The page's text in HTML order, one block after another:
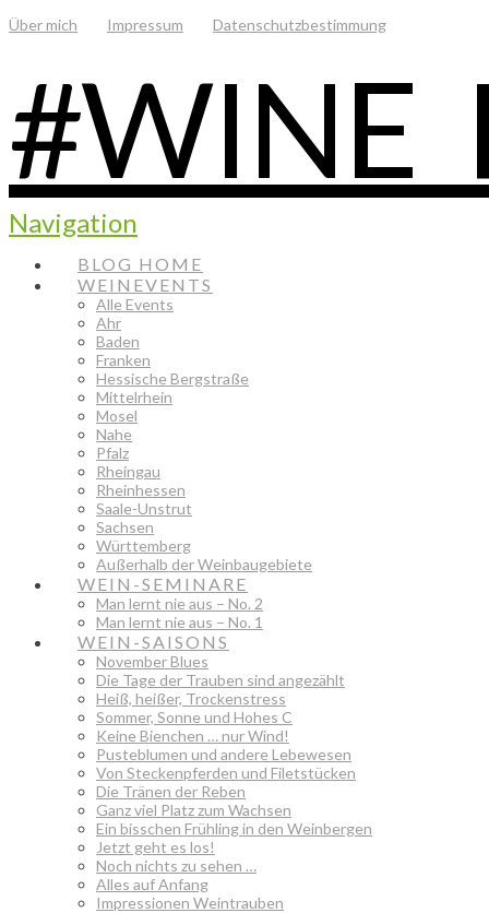
Über mich Impressum Datenschutzbestimmung
Navigation
BLOG HOME
WEINEVENTS
Alle Events
Ahr
Baden
Franken
Hessische Bergstraße
Mittelrhein
Mosel
Nahe
Pfalz
Rheingau
Rheinhessen
Saale-Unstrut
Sachsen
Württemberg
Außerhalb der Weinbaugebiete
WEIN-SEMINARE
Man lernt nie aus – No. 2
Man lernt nie aus – No. 1
WEIN-SAISONS
November Blues
Die Tage der Trauben sind angezählt
Heiß, heißer, Trockenstress
Sommer, Sonne und Hohes C
Keine Bienchen … nur Wind!
Pusteblumen und andere Lebewesen
Von Steckenpferden und Filetstücken
Die Tränen der Reben
Ganz viel Platz zum Wachsen
Ein bisschen Frühling in den Weinbergen
Jetzt geht es los!
Noch nichts zu sehen …
Alles auf Anfang
Impressionen Weintrauben